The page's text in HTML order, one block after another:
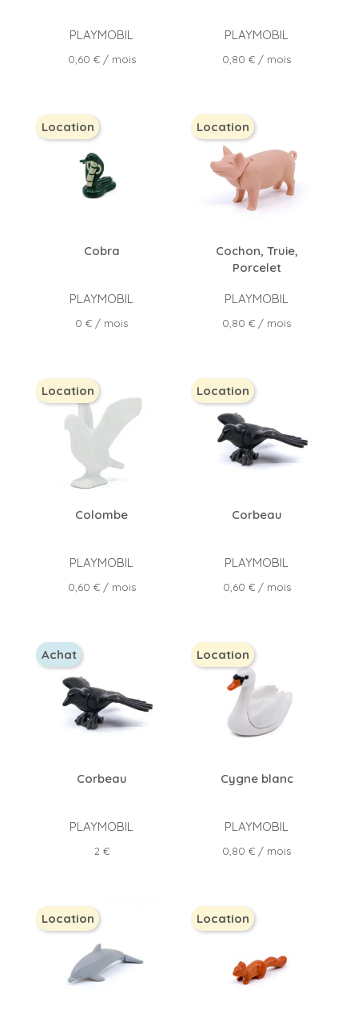
PLAYMOBIL
Prix
0,60 €/ mois
PLAYMOBIL
Prix
0,80 € / mois
Cobra
PLAYMOBIL
Prix
0 € / mois
Location
Cochon, Truie,
Porcelet
PLAYMOBIL
Prix
0,80 € / mois
Location
Colombe
PLAYMOBIL
Prix
0,60 €/ mois
Location
Corbeau
PLAYMOBIL
Prix
0,60 €/ mois
Location
Corbeau
PLAYMOBIL
Prix
2 €
Achat
Cygne blanc
PLAYMOBIL
Prix
0,80 € / mois
Location
Location Location